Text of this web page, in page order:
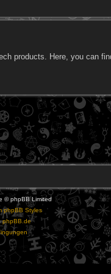
products. Here, you can
© phpBB Limited
phpBB Styles
phpBB.de